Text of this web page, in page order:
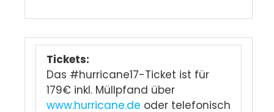
Tickets:
Das #hurricane17-Ticket ist für
179€ inkl. Müllpfand über
www.hurricane.de oder telefonisch